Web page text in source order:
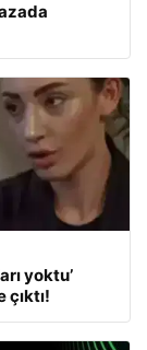
yoktu’
çıktı!